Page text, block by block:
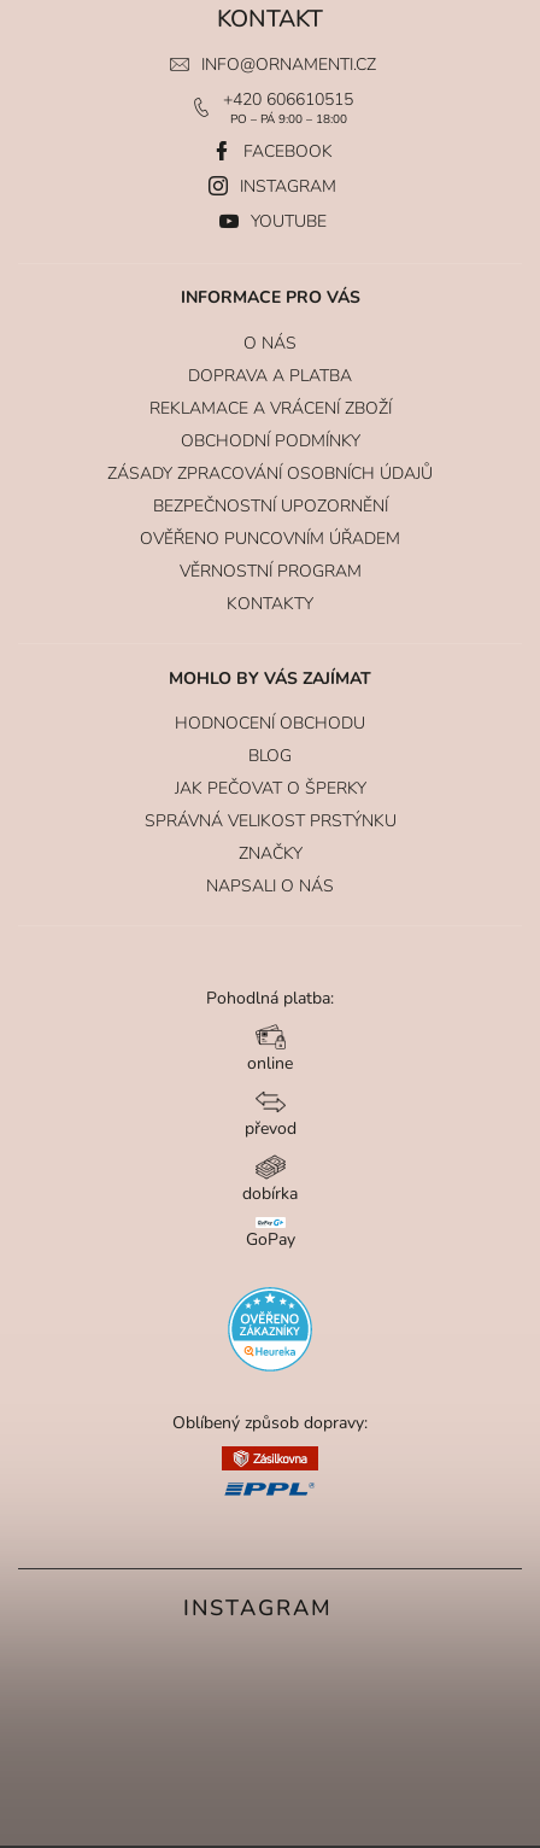
KONTAKT
INFO@ORNAMENTI.CZ
+420 606610515
PO – PÁ 9:00 – 18:00
FACEBOOK
INSTAGRAM
YOUTUBE
INFORMACE PRO VÁS
O NÁS
DOPRAVA A PLATBA
REKLAMACE A VRÁCENÍ ZBOŽÍ
OBCHODNÍ PODMÍNKY
ZÁSADY ZPRACOVÁNÍ OSOBNÍCH ÚDAJŮ
BEZPEČNOSTNÍ UPOZORNĚNÍ
OVĚŘENO PUNCOVNÍM ÚŘADEM
VĚRNOSTNÍ PROGRAM
KONTAKTY
INSTAGRAM
MOHLO BY VÁS ZAJÍMAT
HODNOCENÍ OBCHODU
BLOG
JAK PEČOVAT O ŠPERKY
SPRÁVNÁ VELIKOST PRSTÝNKU
ZNAČKY
NAPSALI O NÁS
Pohodlná platba:
online
převod
dobírka
GoPay
Oblíbený způsob dopravy: